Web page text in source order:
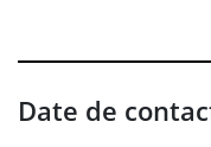
Date de